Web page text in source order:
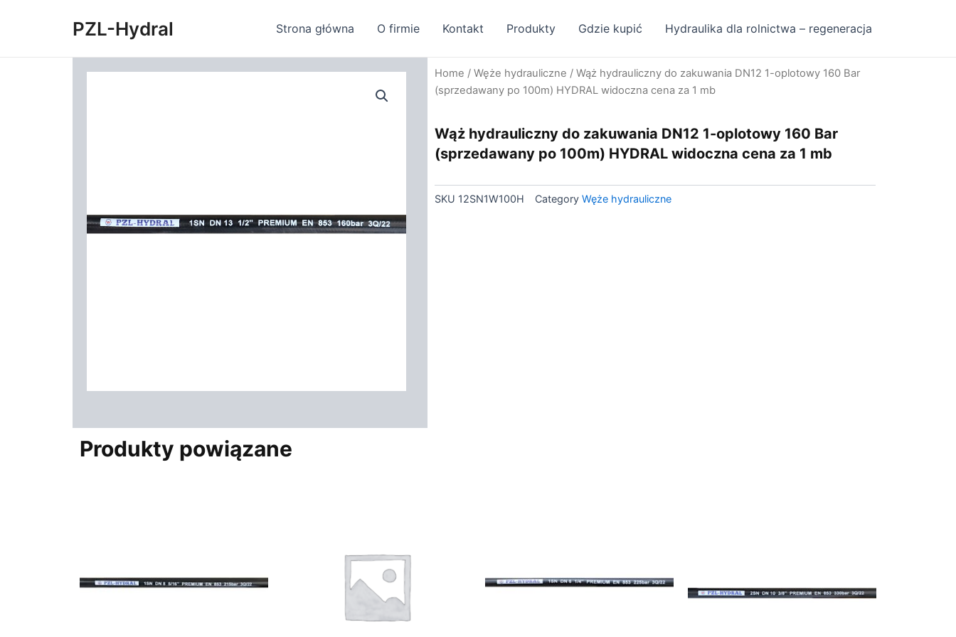
PZL-Hydral Strona główna O firmie Kontakt Produkty Gdzie kupić Hydraulika dla rolnictwa – regeneracja
Home / Węże hydrauliczne / Wąż hydrauliczny do zakuwania DN12 1-oplotowy 160 Bar
(sprzedawany po 100m) HYDRAL widoczna cena za 1 mb
Wąż hydrauliczny do zakuwania DN12 1-oplotowy 160 Bar
(sprzedawany po 100m) HYDRAL widoczna cena za 1 mb
SKU 12SN1W100H Category Węże hydrauliczne
Produkty powiązane